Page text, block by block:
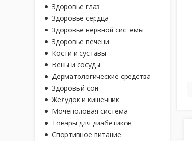
Здоровье глаз
Здоровье сердца
Здоровье нервной системы
Здоровье печени
Кости и суставы
Вены и сосуды
Дерматологические средства
Здоровый сон
Желудок и кишечник
Мочеполовая система
Товары для диабетиков
Спортивное питание